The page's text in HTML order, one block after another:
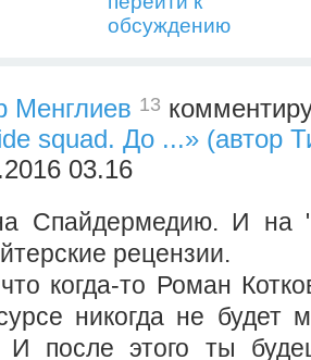
обсуждению
Менглиев 13
squad. До ...» (автор
03.16
Спайдермедию. И
рецензии.
когда-то Роман
никогда не будет
И после этого ты